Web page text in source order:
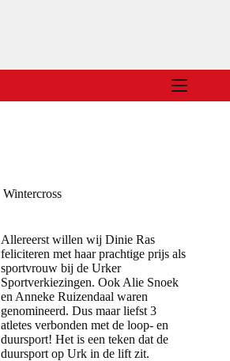
Wintercross
Allereerst willen wij Dinie Ras
feliciteren met haar prachtige prijs als
sportvrouw bij de Urker
Sportverkiezingen. Ook Alie Snoek
en Anneke Ruizendaal waren
genomineerd. Dus maar liefst 3
atletes verbonden met de loop- en
duursport! Het is een teken dat de
duursport op Urk in de lift zit.